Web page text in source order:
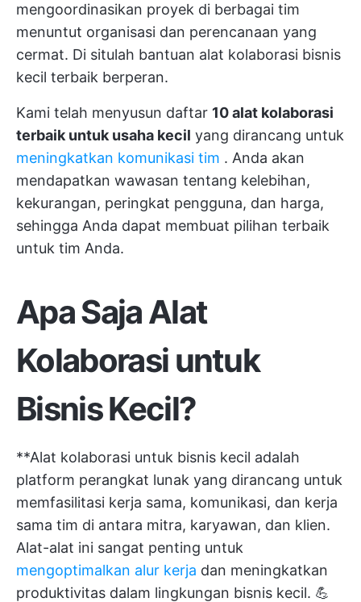
mengoordinasikan proyek di berbagai tim
menuntut organisasi dan perencanaan yang
cermat. Di situlah bantuan alat kolaborasi bisnis
kecil terbaik berperan.
Kami telah menyusun daftar 10 alat kolaborasi
terbaik untuk usaha kecil yang dirancang untuk
meningkatkan komunikasi tim . Anda akan
mendapatkan wawasan tentang kelebihan,
kekurangan, peringkat pengguna, dan harga,
sehingga Anda dapat membuat pilihan terbaik
untuk tim Anda.
Apa Saja Alat
Kolaborasi untuk
Bisnis Kecil?
**Alat kolaborasi untuk bisnis kecil adalah
platform perangkat lunak yang dirancang untuk
memfasilitasi kerja sama, komunikasi, dan kerja
sama tim di antara mitra, karyawan, dan klien.
Alat-alat ini sangat penting untuk
mengoptimalkan alur kerja dan meningkatkan
produktivitas dalam lingkungan bisnis kecil. 💪